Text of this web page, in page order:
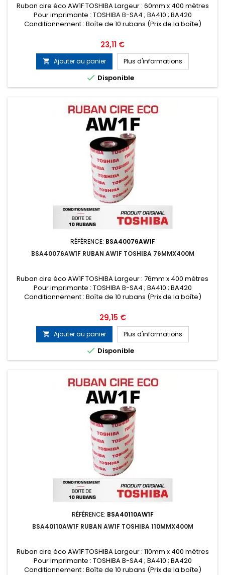
Ruban cire éco AW1F TOSHIBA Largeur : 60mm x 400 mètres
Pour imprimante : TOSHIBA B-SA4 ; BA410 ; BA420
Conditionnement : Boîte de 10 rubans (Prix de la boîte)
Prix
23,11 €
 Ajouter au panier Plus d'informations
 Disponible
RÉFÉRENCE: BSA40076AW1F
BSA40076AW1F RUBAN AW1F TOSHIBA 76MMX400M
Ruban cire éco AW1F TOSHIBA Largeur : 76mm x 400 mètres
Pour imprimante : TOSHIBA B-SA4 ; BA410 ; BA420
Conditionnement : Boîte de 10 rubans (Prix de la boîte)
Prix
29,15 €
 Ajouter au panier Plus d'informations
 Disponible
RÉFÉRENCE: BSA40110AW1F
BSA40110AW1F RUBAN AW1F TOSHIBA 110MMX400M
Ruban cire éco AW1F TOSHIBA Largeur : 110mm x 400 mètres
Pour imprimante : TOSHIBA B-SA4 ; BA410 ; BA420
Conditionnement : Boîte de 10 rubans (Prix de la boîte)